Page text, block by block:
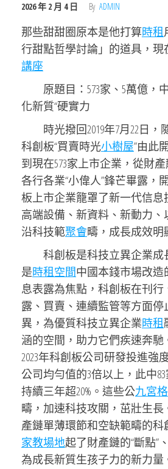
2026 年 2 月 4 日 By ADMIN
那些甜甜圈原本是他打算時租
行甜點哲學討論」的道具，現
講座
原題目：573家、5萬億，
化新質“硬實力
時光撥回2019年7月22日，
科創板“買賣時光小樹屋”由此
到現在573家上市企業，從財
各行各業“小偉人”鋒芒畢露，
板上市企業籠罩了新一代信息
高端設備、新資料、新動力
沿科技範聚會疇，成長成效明
科創板是科技立異企業成
是時租空間中國本錢市場改造
息表露為焦點，科創板在刊行
露、買賣、連續監管等方面
異，為優質科技立異企業時租
涵的空間，助力它們疾速奔馳
2023年科創板公司研發投進強
公司均勻值的3倍以上，此中
持續三年超20%。這些公九宮格
疇，加速科技攻關，茁壯生長
產鏈單薄環節和空缺範疇的
家教場地起了財產鏈的“斷點”
為成長新質生孩子力的新力量